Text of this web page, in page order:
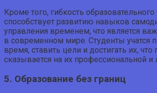
Кроме того, гибкость
способствует развитию навыков
управления временем, что является
в современном мире. Студенты учатся
время, ставить цели и достигать их,
сказывается на их профессиональной и
5. Образование без границ